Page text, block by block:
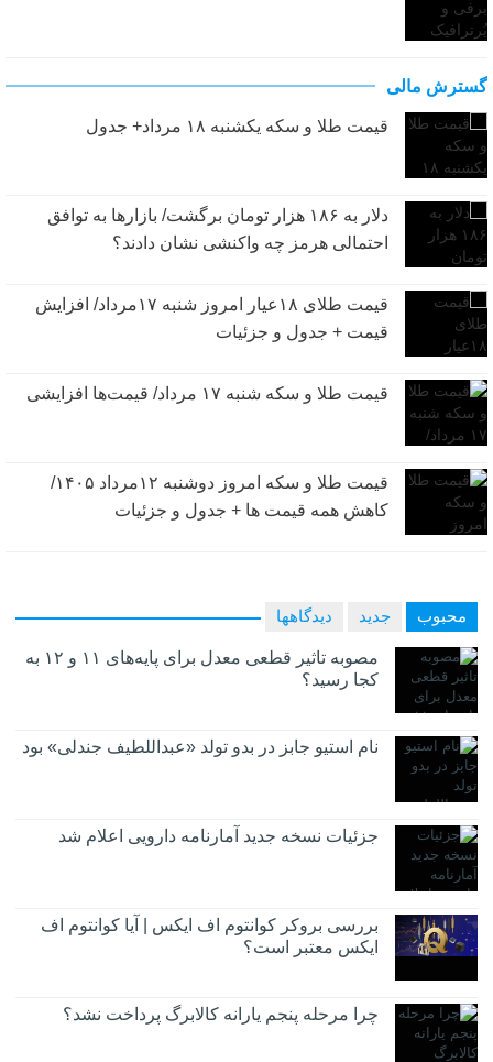
گسترش مالی
قیمت طلا و سکه یکشنبه ۱۸ مرداد+ جدول
دلار به ۱۸۶ هزار تومان برگشت/ بازارها به توافق
احتمالی هرمز چه واکنشی نشان دادند؟
قیمت طلای ۱۸عیار امروز شنبه ۱۷مرداد/ افزایش
قیمت + جدول و جزئیات
قیمت طلا و سکه شنبه ۱۷ مرداد/ قیمت‌ها افزایشی
قیمت طلا و سکه امروز دوشنبه ۱۲مرداد ۱۴۰۵/
کاهش همه قیمت ها + جدول و جزئیات
محبوب جدید دیدگاهها
مصوبه تاثیر قطعی معدل برای پایه‌های ۱۱ و ۱۲ به
کجا رسید؟
نام استیو جابز در بدو تولد «عبداللطیف جندلی» بود
جزئیات نسخه جدید آمارنامه دارویی اعلام شد
بررسی بروکر کوانتوم اف ایکس | آیا کوانتوم اف
ایکس معتبر است؟
چرا مرحله پنجم یارانه کالابرگ پرداخت نشد؟